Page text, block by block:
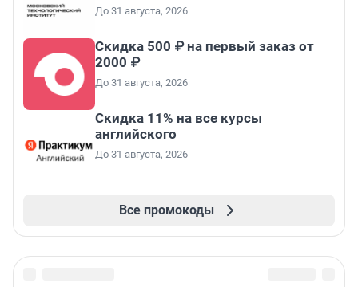
До 31 августа, 2026
Скидка 500 ₽ на первый заказ от
2000 ₽
До 31 августа, 2026
Скидка 11% на все курсы
английского
До 31 августа, 2026
Все промокоды